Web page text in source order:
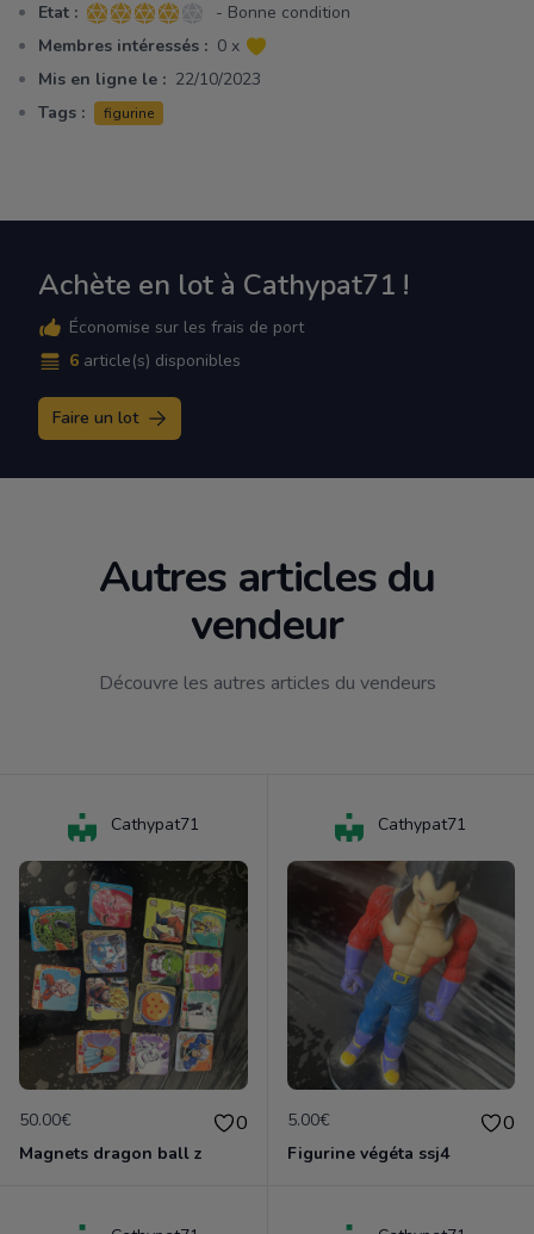
Etat : 4 sur 5 étoiles
- Bonne condition
Membres intéressés : 0 x
Mis en ligne le : 22/10/2023
Tags :
figurine
Achète en lot à Cathypat71 !
Économise sur les frais de port
6 article(s) disponibles
Faire un lot
Autres articles du
vendeur
Découvre les autres articles du vendeurs
Cathypat71
50.00€ 0
Magnets dragon ball z
Cathypat71
5.00€ 0
Figurine végéta ssj4